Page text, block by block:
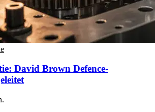
David Brown Defence-